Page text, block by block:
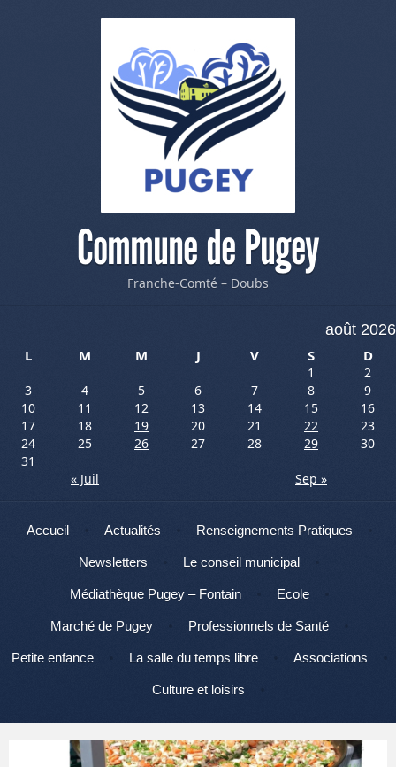
Commune de Pugey
Franche-Comté – Doubs
août 2026
L
M M J V S D
1
2
3
4 5 6 7 8
9
10
11 12 13 14 15
16
17
18 19 20 21 22
23
24
25 26 27 28 29
30
31
« Juil
Sep »
Menu
Aller au contenu
Accueil Actualités Renseignements Pratiques
Newsletters Le conseil municipal
Médiathèque Pugey – Fontain Ecole
Marché de Pugey Professionnels de Santé
Petite enfance La salle du temps libre Associations
Culture et loisirs